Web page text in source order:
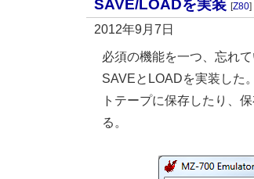
SAVE/LOADを実装 [Z80]
2012年9月7日
必須の機能を一つ、忘れ
SAVEとLOADを実装した
トテープに保存したり、
る。